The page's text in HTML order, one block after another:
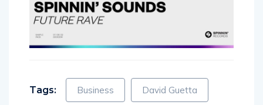
Business David Guetta